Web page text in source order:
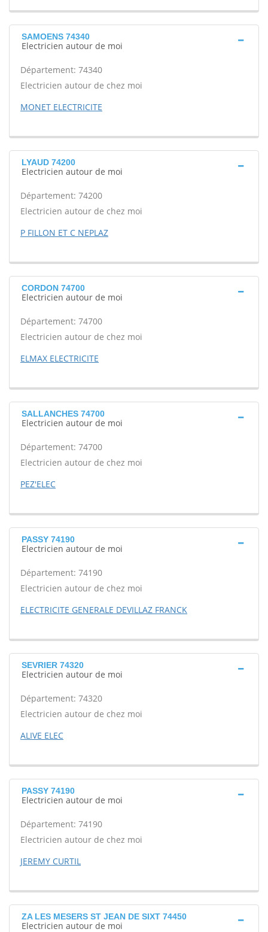
SAMOENS 74340
Electricien autour de moi
Département: 74340
Electricien autour de chez moi
MONET ELECTRICITE
LYAUD 74200
Electricien autour de moi
Département: 74200
Electricien autour de chez moi
P FILLON ET C NEPLAZ
CORDON 74700
Electricien autour de moi
Département: 74700
Electricien autour de chez moi
ELMAX ELECTRICITE
SALLANCHES 74700
Electricien autour de moi
Département: 74700
Electricien autour de chez moi
PEZ'ELEC
PASSY 74190
Electricien autour de moi
Département: 74190
Electricien autour de chez moi
ELECTRICITE GENERALE DEVILLAZ FRANCK
SEVRIER 74320
Electricien autour de moi
Département: 74320
Electricien autour de chez moi
ALIVE ELEC
PASSY 74190
Electricien autour de moi
Département: 74190
Electricien autour de chez moi
JEREMY CURTIL
ZA LES MESERS ST JEAN DE SIXT 74450
Electricien autour de moi